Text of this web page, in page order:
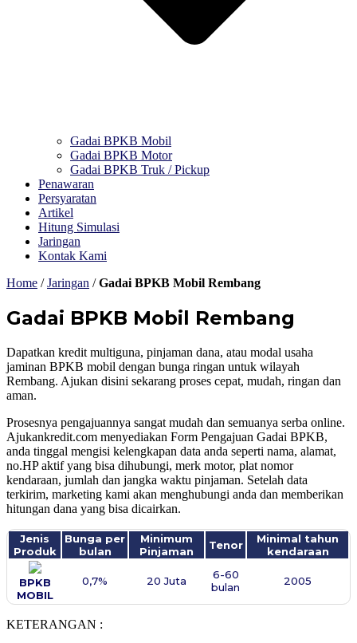
Gadai BPKB Mobil
Gadai BPKB Motor
Gadai BPKB Truk / Pickup
Penawaran
Persyaratan
Artikel
Hitung Simulasi
Jaringan
Kontak Kami
Home /Jaringan /Gadai BPKB Mobil Rembang
Gadai BPKB Mobil Rembang
Dapatkan kredit multiguna, pinjaman dana, atau modal usaha
jaminan BPKB mobil dengan bunga ringan untuk wilayah
Rembang. Ajukan disini sekarang proses cepat, mudah, ringan dan
aman.
Prosesnya pengajuannya sangat mudah dan semuanya serba online.
Ajukankredit.com menyediakan Form Pengajuan Gadai BPKB,
anda tinggal mengisi kelengkapan data anda seperti nama, alamat,
no.HP aktif yang bisa dihubungi, merk motor, plat nomor
kendaraan, jumlah dan jangka waktu pinjaman. Setelah data
terkirim, marketing kami akan menghubungi anda dan memberikan
hitungan dana yang bisa dicairkan.
Jenis
Produk
Bunga per
bulan
Minimum
Pinjaman
Tenor
Minimal tahun
kendaraan
BPKB
MOBIL
0,7% 20 Juta
6-60
bulan
2005
KETERANGAN :